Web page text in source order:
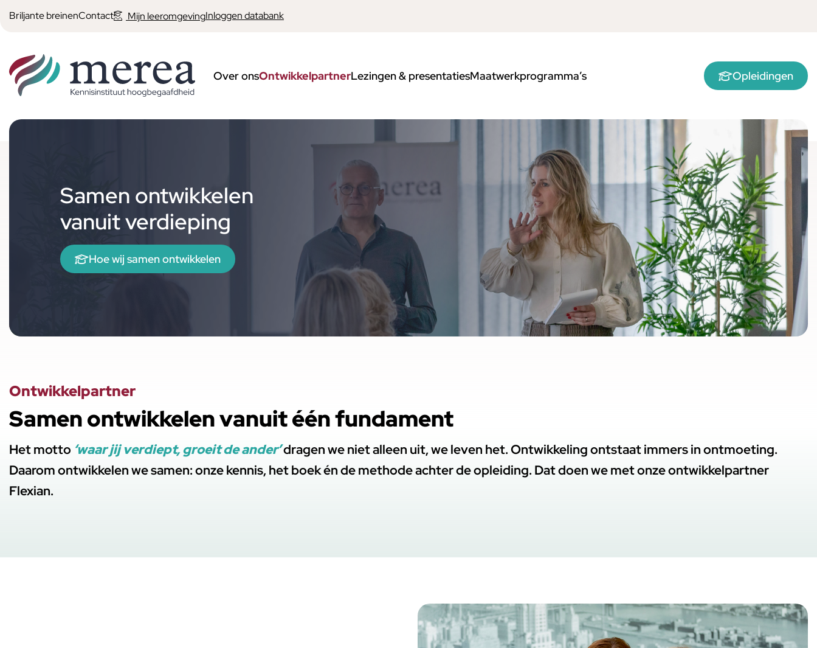
Briljante breinenContact Mijn leeromgevingInloggen databank
Over onsOntwikkelpartnerLezingen & presentatiesMaatwerkprogramma’s Opleidingen
Samen ontwikkelen
vanuit verdieping
Hoe wij samen ontwikkelen
Ontwikkelpartner
Samen ontwikkelen vanuit één fundament
Het motto ‘waar jij verdiept, groeit de ander’dragen we niet alleen uit, we leven het. Ontwikkeling ontstaat immers in ontmoeting.
Daarom ontwikkelen we samen: onze kennis, het boek én de methode achter de opleiding. Dat doen we met onze ontwikkelpartner
Flexian.